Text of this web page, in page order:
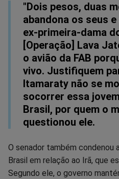
"Dois pesos, duas
abandona os seus
ex-primeira-dama
[Operação] Lava
o avião da FAB
vivo. Justifiquem
Itamaraty não se
socorrer essa
Brasil, por quem o
questionou ele.
O senador também condenou
Brasil em relação ao Irã, que
Segundo ele, o governo